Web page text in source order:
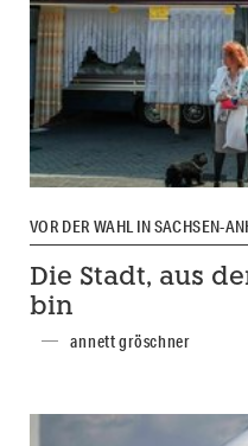
VOR DER WAHL IN SACHSEN-
Die Stadt, aus
bin
annett gröschner